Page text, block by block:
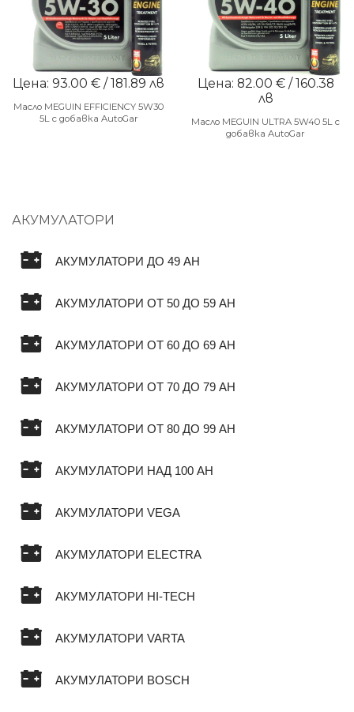
Цена: 93.00 € / 181.89 лв
Масло MEGUIN EFFICIENCY 5W30
5L с добавка AutoGar
Цена: 82.00 € / 160.38
лв
Масло MEGUIN ULTRA 5W40 5L с
добавка AutoGar
АКУМУЛАТОРИ
АКУМУЛАТОРИ ДО 49 AH
АКУМУЛАТОРИ ОТ 50 ДО 59 AH
АКУМУЛАТОРИ ОТ 60 ДО 69 AH
АКУМУЛАТОРИ ОТ 70 ДО 79 AH
АКУМУЛАТОРИ ОТ 80 ДО 99 AH
АКУМУЛАТОРИ НАД 100 AH
АКУМУЛАТОРИ VEGA
АКУМУЛАТОРИ ELECTRA
АКУМУЛАТОРИ HI-TECH
АКУМУЛАТОРИ VARTA
АКУМУЛАТОРИ BOSCH